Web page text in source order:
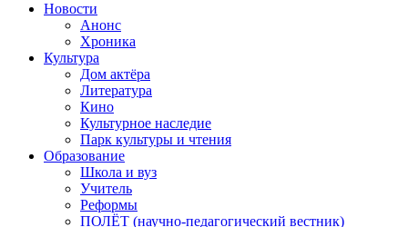
Новости
Анонс
Хроника
Культура
Дом актёра
Литература
Кино
Культурное наследие
Парк культуры и чтения
Образование
Школа и вуз
Учитель
Реформы
ПОЛЁТ (научно-педагогический вестник)